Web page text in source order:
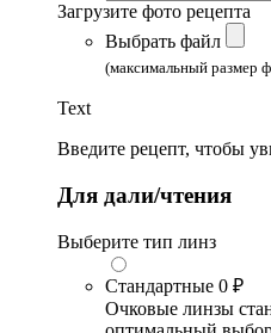
Загрузите фото рецепта
Выбрать файл
(максимальный размер
Text
Введите рецепт, чтобы
Для дали/чтения
Выберите тип линз
Стандартные 0 ₽
Очковые линзы